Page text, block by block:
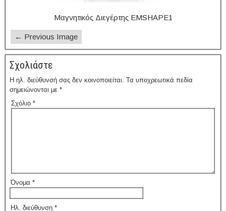
Μαγνητικός Διεγέρτης EMSHAPE1
← Previous Image
Σχολιάστε
Η ηλ. διεύθυνσή σας δεν κοινοποιείται. Τα υποχρεωτικά πεδία
σημειώνονται με *
Σχόλιο *
Όνομα *
Ηλ. διεύθυνση *